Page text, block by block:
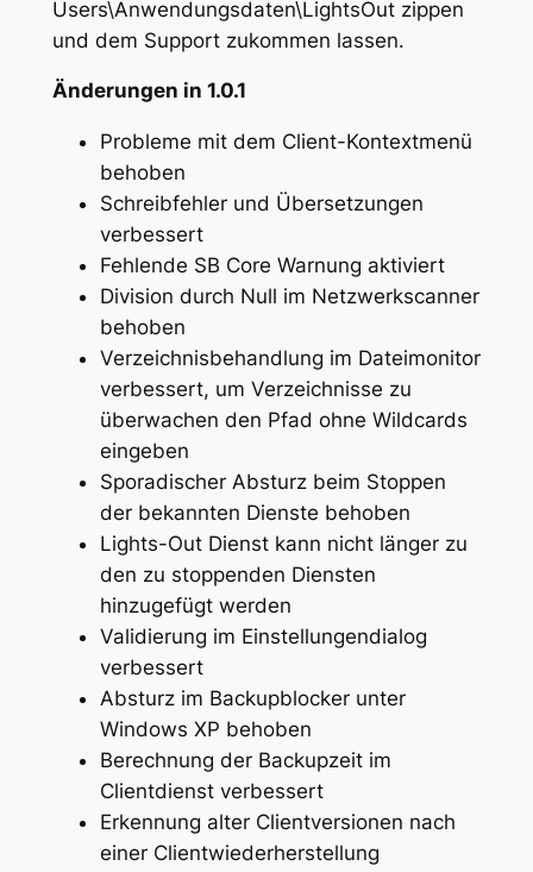
Users\Anwendungsdaten\LightsOut zippen
und dem Support zukommen lassen.
Änderungen in 1.0.1
Probleme mit dem Client-Kontextmenü
behoben
Schreibfehler und Übersetzungen
verbessert
Fehlende SB Core Warnung aktiviert
Division durch Null im Netzwerkscanner
behoben
Verzeichnisbehandlung im Dateimonitor
verbessert, um Verzeichnisse zu
überwachen den Pfad ohne Wildcards
eingeben
Sporadischer Absturz beim Stoppen
der bekannten Dienste behoben
Lights-Out Dienst kann nicht länger zu
den zu stoppenden Diensten
hinzugefügt werden
Validierung im Einstellungendialog
verbessert
Absturz im Backupblocker unter
Windows XP behoben
Berechnung der Backupzeit im
Clientdienst verbessert
Erkennung alter Clientversionen nach
einer Clientwiederherstellung